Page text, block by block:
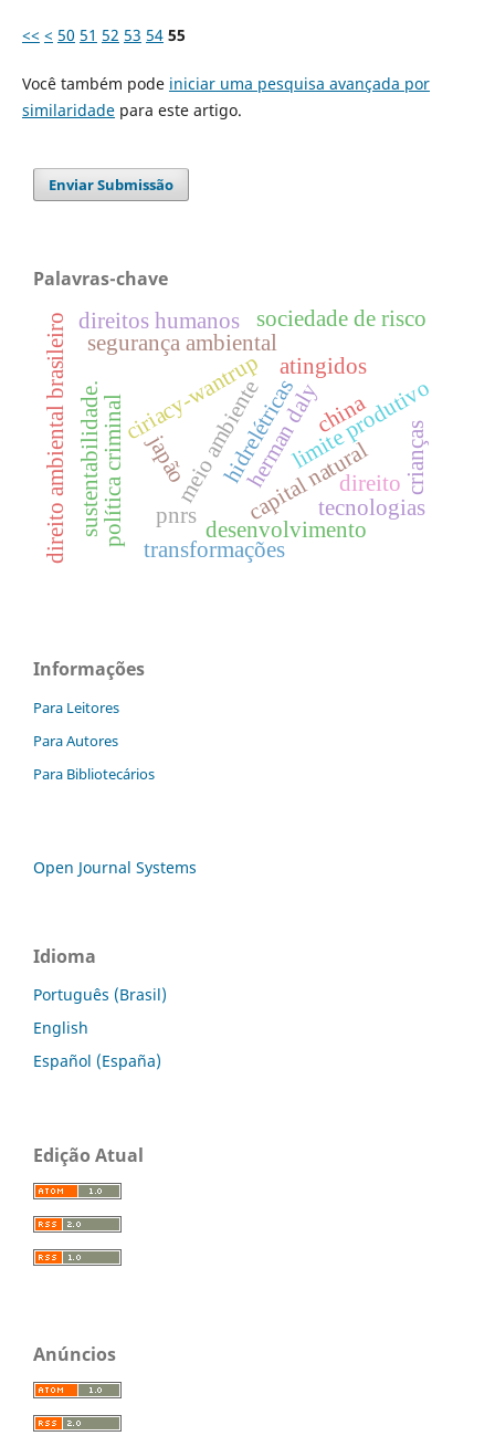
<< < 50 51 52 53 54 55
Você também pode iniciar uma pesquisa avançada por
similaridadepara este artigo.
Enviar Submissão
Palavras-chave
ciriacy-wantrupherman daly
segurança ambiental
limite produtivo
capital natural
meio ambiente
política criminal japão
atingidos
desenvolvimento
direito
hidrelétricas
pnrs
china
direito ambiental brasileiro sociedade de risco
tecnologias
transformações
sustentabilidade. crianças
direitos humanos
Informações
Para Leitores
Para Autores
Para Bibliotecários
Open Journal Systems
Idioma
Português (Brasil)
English
Español (España)
Edição Atual
Anúncios